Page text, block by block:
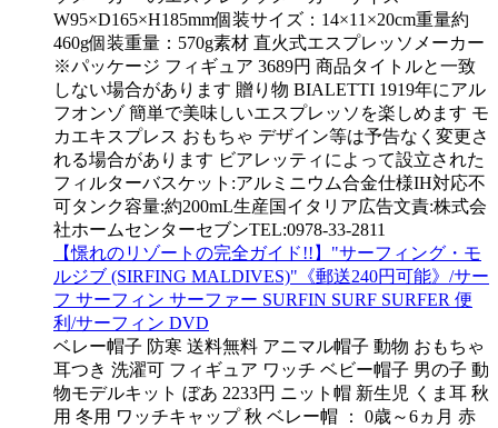
W95×D165×H185mm個装サイズ：14×11×20cm重量約
460g個装重量：570g素材 直火式エスプレッソメーカー
※パッケージ フィギュア 3689円 商品タイトルと一致
しない場合があります 贈り物 BIALETTI 1919年にアル
フオンゾ 簡単で美味しいエスプレッソを楽しめます モ
カエキスプレス おもちゃ デザイン等は予告なく変更さ
れる場合があります ビアレッティによって設立された
フィルターバスケット:アルミニウム合金仕様IH対応不
可タンク容量:約200mL生産国イタリア広告文責:株式会
社ホームセンターセブンTEL:0978-33-2811
【憬れのリゾートの完全ガイド!!】"サーフィング・モ
ルジブ (SIRFING MALDIVES)"《郵送240円可能》/サー
フ サーフィン サーファー SURFIN SURF SURFER 便
利/サーフィン DVD
ベレー帽子 防寒 送料無料 アニマル帽子 動物 おもちゃ
耳つき 洗濯可 フィギュア ワッチ ベビー帽子 男の子 動
物モデルキット ぼあ 2233円 ニット帽 新生児 くま耳 秋
用 冬用 ワッチキャップ 秋 ベレー帽 ： 0歳～6ヵ月 赤